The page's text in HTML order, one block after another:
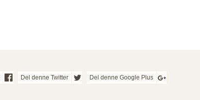
Del denne Twitter Del denne Google Plus